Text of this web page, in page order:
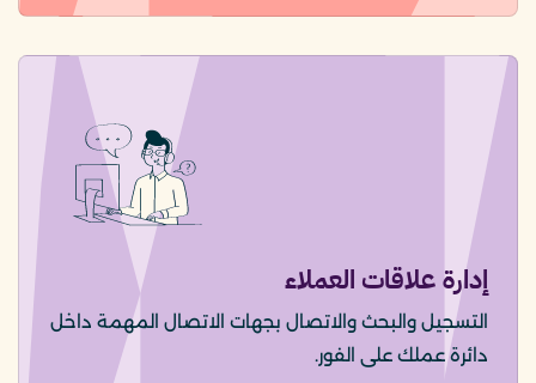
إدارة علاقات العملاء
التسجيل والبحث والاتصال بجهات الاتصال المهمة داخل
دائرة عملك على الفور.